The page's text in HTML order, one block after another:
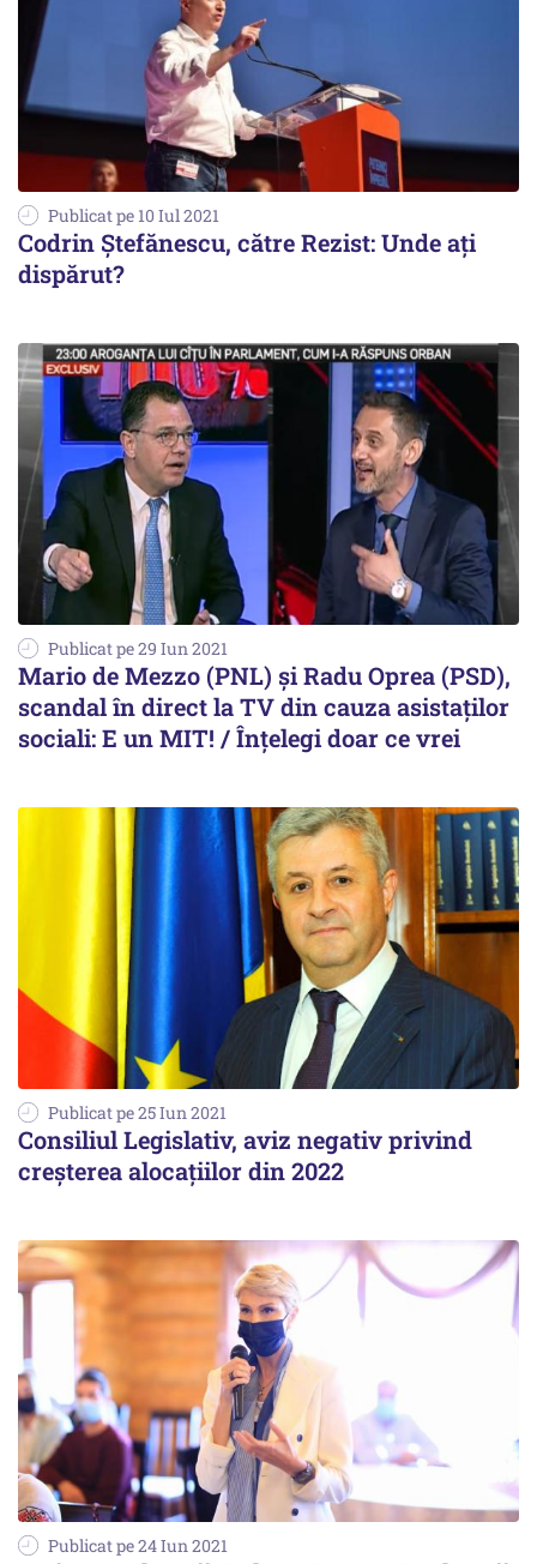
Publicat pe 10 Iul 2021
Codrin Ștefănescu, către Rezist: Unde ați
dispărut?
Publicat pe 29 Iun 2021
Mario de Mezzo (PNL) și Radu Oprea (PSD),
scandal în direct la TV din cauza asistaților
sociali: E un MIT! / Înțelegi doar ce vrei
Publicat pe 25 Iun 2021
Consiliul Legislativ, aviz negativ privind
creșterea alocațiilor din 2022
Publicat pe 24 Iun 2021